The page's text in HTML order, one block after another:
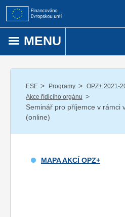
Přejít k obsahu
MENU
ESF / Programy / OPZ+ 2021-
Akce řídicího orgánu /
Seminář pro příjemce v rámci
(online)
MAPA AKCÍ OPZ+